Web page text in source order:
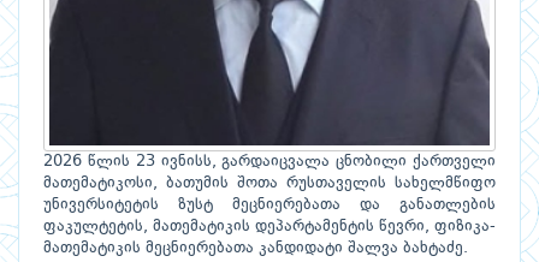
2026 წლის 23 ივნისს, გარდაიცვალა ცნობილი ქართველი
მათემატიკოსი, ბათუმის შოთა რუსთაველის სახელმწიფო
უნივერსიტეტის ზუსტ მეცნიერებათა და განათლების
ფაკულტეტის, მათემატიკის დეპარტამენტის წევრი, ფიზიკა-
მათემატიკის მეცნიერებათა კანდიდატი შალვა ბახტაძე.